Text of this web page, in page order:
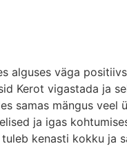
alguses väga
Kerot vigastada ja
samas mängus veel
ja igas
kenasti kokku ja